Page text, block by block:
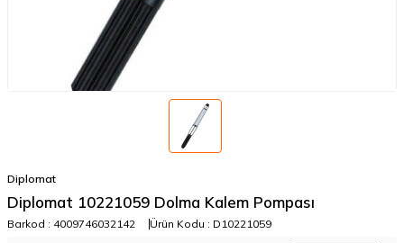
Diplomat
​Diplomat 10221059 Dolma Kalem Pompası
Barkod : 4009746032142 Ürün Kodu : D10221059